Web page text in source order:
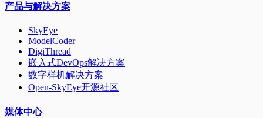
产品与解决方案
SkyEye
ModelCoder
DigiThread
嵌入式DevOps解决方案
数字样机解决方案
Open-SkyEye开源社区
媒体中心